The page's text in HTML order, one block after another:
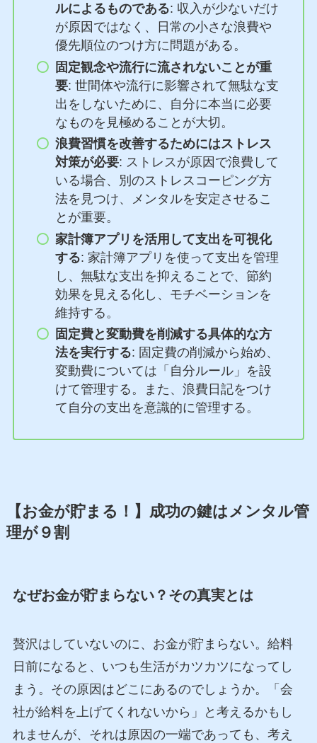
ルによるものである: 収入が少ないだけ
が原因ではなく、日常の小さな浪費や
優先順位のつけ方に問題がある。
固定観念や流行に流されないことが重
要: 世間体や流行に影響されて無駄な支
出をしないために、自分に本当に必要
なものを見極めることが大切。
浪費習慣を改善するためにはストレス
対策が必要: ストレスが原因で浪費して
いる場合、別のストレスコーピング方
法を見つけ、メンタルを安定させるこ
とが重要。
家計簿アプリを活用して支出を可視化
する: 家計簿アプリを使って支出を管理
し、無駄な支出を抑えることで、節約
効果を見える化し、モチベーションを
維持する。
固定費と変動費を削減する具体的な方
法を実行する: 固定費の削減から始め、
変動費については「自分ルール」を設
けて管理する。また、浪費日記をつけ
て自分の支出を意識的に管理する。
【お金が貯まる！】成功の鍵はメンタル管
理が９割
なぜお金が貯まらない？その真実とは
贅沢はしていないのに、お金が貯まらない。給料
日前になると、いつも生活がカツカツになってし
まう。その原因はどこにあるのでしょうか。「会
社が給料を上げてくれないから」と考えるかもし
れませんが、それは原因の一端であっても、考え